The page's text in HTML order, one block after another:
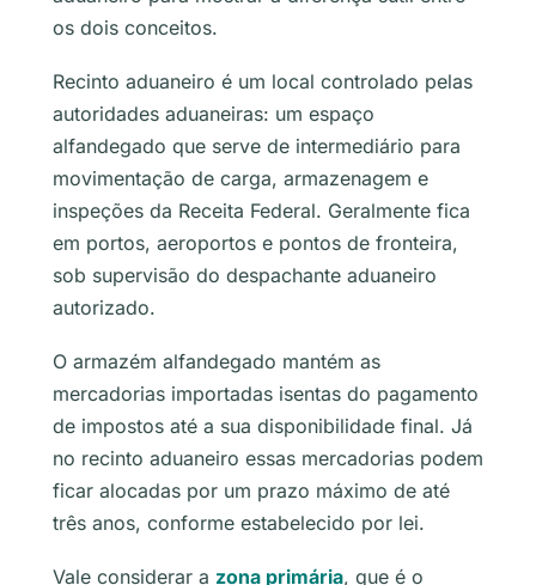
os dois conceitos.
Recinto aduaneiro é um local controlado pelas
autoridades aduaneiras: um espaço
alfandegado que serve de intermediário para
movimentação de carga, armazenagem e
inspeções da Receita Federal. Geralmente fica
em portos, aeroportos e pontos de fronteira,
sob supervisão do despachante aduaneiro
autorizado.
O armazém alfandegado mantém as
mercadorias importadas isentas do pagamento
de impostos até a sua disponibilidade final. Já
no recinto aduaneiro essas mercadorias podem
ficar alocadas por um prazo máximo de até
três anos, conforme estabelecido por lei.
Vale considerar a zona primária, que é o